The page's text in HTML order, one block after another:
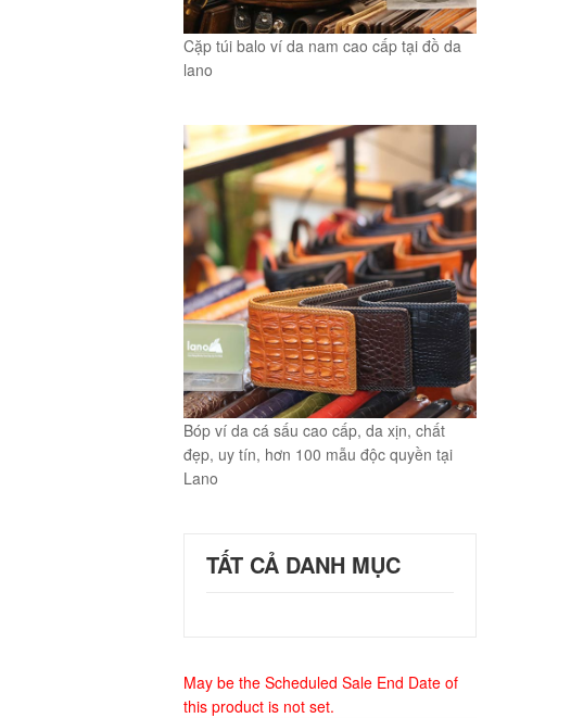
Cặp túi balo ví da nam cao cấp tại đồ da
lano
Bóp ví da cá sấu cao cấp, da xịn, chất
đẹp, uy tín, hơn 100 mẫu độc quyền tại
Lano
TẤT CẢ DANH MỤC
May be the Scheduled Sale End Date of
this product is not set.